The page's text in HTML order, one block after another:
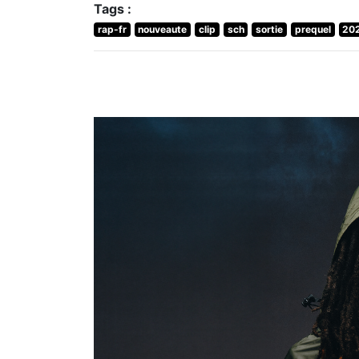
Tags :
rap-fr nouveaute clip sch sortie prequel